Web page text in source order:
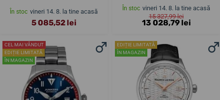
În stoc vineri 14. 8. la tine acasă
5 085,52 lei
În stoc vineri 14. 8. la tine acasă
15 327,99 lei
13 028,79 lei
CEL MAI VÂNDUT
EDIȚIE LIMITATĂ
ÎN MAGAZIN
EDIȚIE LIMITATĂ
ÎN MAGAZIN